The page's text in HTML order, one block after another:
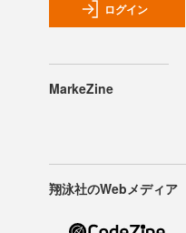
ログイン
MarkeZine
翔泳社のWebメディア